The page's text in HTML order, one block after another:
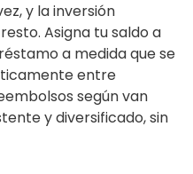
y la inversión
Asigna tu saldo a
a medida que se
entre
según van
y diversificado, sin